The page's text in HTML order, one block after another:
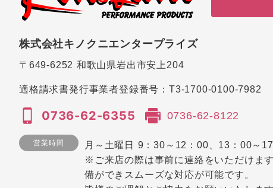
株式会社キノクニエンタープライズ
〒649-6252 和歌山県岩出市安上204
適格請求書発行事業者登録番号：T3-1700-0100-7982
0736-62-6355 0736-62-8122
営業時間
月～土曜日 9：30～12：00、13：00～
※ご来店の際は事前に連絡をいただけま
備ができスムーズな対応が可能です。